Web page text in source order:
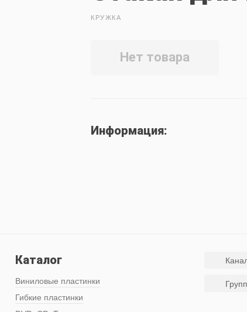
КРУЖКА
Нет товара
Информация:
Каталог
Виниловые пластинки
Гибкие пластинки